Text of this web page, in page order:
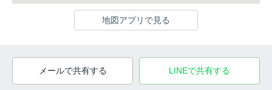
地図アプリで見る
メールで共有する LINEで共有する